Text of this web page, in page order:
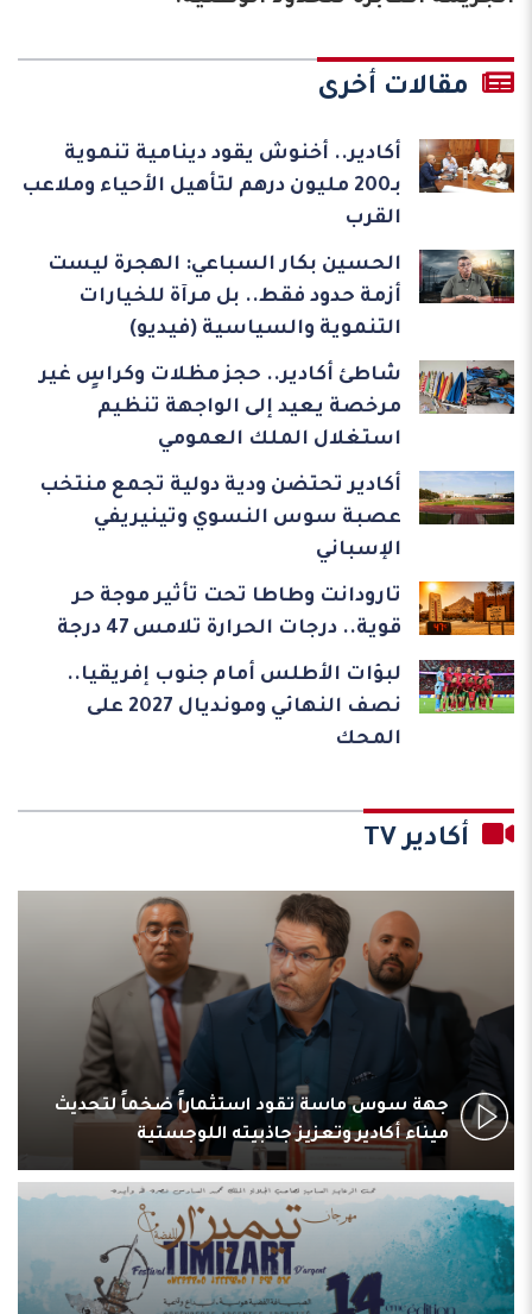
مقالات أخرى
أكادير.. أخنوش يقود دينامية تنموية
بـ200 مليون درهم لتأهيل الأحياء وملاعب
القرب
الحسين بكار السباعي: الهجرة ليست
أزمة حدود فقط.. بل مرآة للخيارات
التنموية والسياسية (فيديو)
شاطئ أكادير.. حجز مظلات وكراسٍ غير
مرخصة يعيد إلى الواجهة تنظيم
استغلال الملك العمومي
أكادير تحتضن ودية دولية تجمع منتخب
عصبة سوس النسوي وتينيريفي
الإسباني
تارودانت وطاطا تحت تأثير موجة حر
قوية.. درجات الحرارة تلامس 47 درجة
لبؤات الأطلس أمام جنوب إفريقيا..
نصف النهائي ومونديال 2027 على
المحك
أكادير TV
جهة سوس ماسة تقود استثماراً ضخماً لتحديث
ميناء أكادير وتعزيز جاذبيته اللوجستية